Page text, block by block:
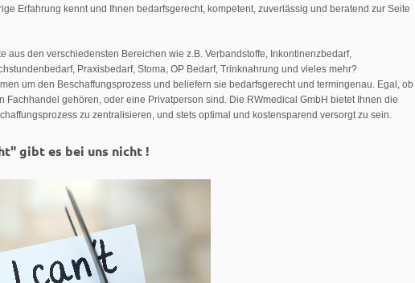
Erfahrung kennt und Ihnen bedarfsgerecht, kompetent, zuverlässig und beratend zur Seite
aus den verschiedensten Bereichen wie z.B. Verbandstoffe, Inkontinenzbedarf,
Praxisbedarf, Stoma, OP Bedarf, Trinknahrung und vieles mehr?
um den Beschaffungsprozess und beliefern sie bedarfsgerecht und termingenau. Egal, ob
Fachhandel gehören, oder eine Privatperson sind. Die RWmedical GmbH bietet Ihnen die
zu zentralisieren, und stets optimal und kostensparend versorgt zu sein.
gibt es bei uns nicht !